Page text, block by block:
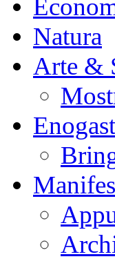
Natura
Arte &